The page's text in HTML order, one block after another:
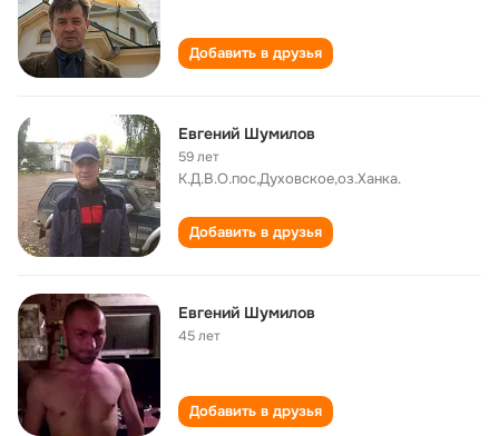
Добавить в друзья
Евгений Шумилов
59 лет
К.Д.В.О.пос,Духовское,оз.Ханка.
Добавить в друзья
Евгений Шумилов
45 лет
Добавить в друзья